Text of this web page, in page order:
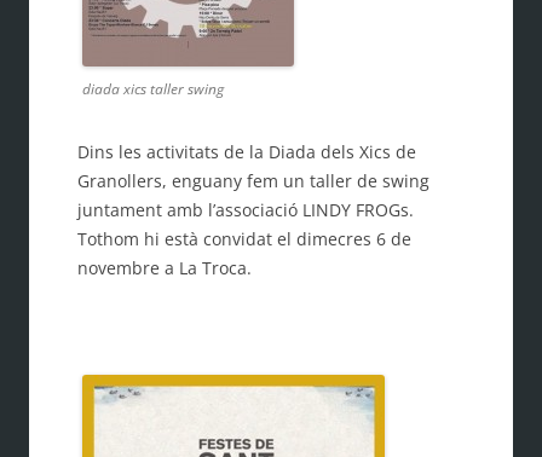
diada xics taller swing
Dins les activitats de la Diada dels Xics de
Granollers, enguany fem un taller de swing
juntament amb l’associació LINDY FROGs.
Tothom hi està convidat el dimecres 6 de
novembre a La Troca.